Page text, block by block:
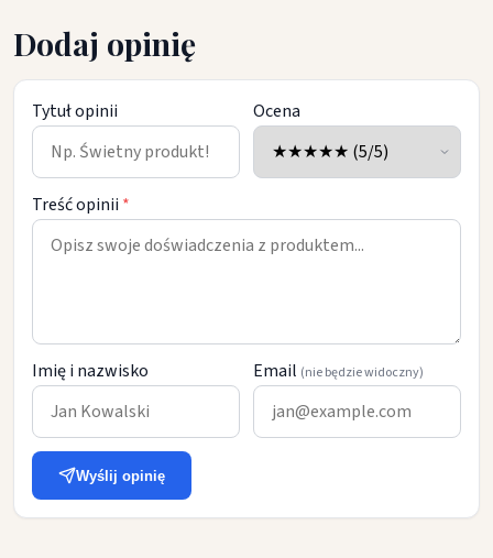
Dodaj opinię
Tytuł opinii Ocena
Treść opinii *
Imię i nazwisko Email (nie będzie widoczny)
Wyślij opinię